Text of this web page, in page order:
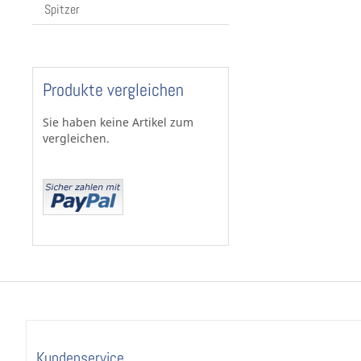
Spitzer
Produkte vergleichen
Sie haben keine Artikel zum
vergleichen.